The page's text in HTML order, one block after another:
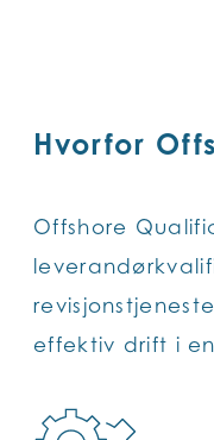
Hvorfor
Offshore
effektiv drift i